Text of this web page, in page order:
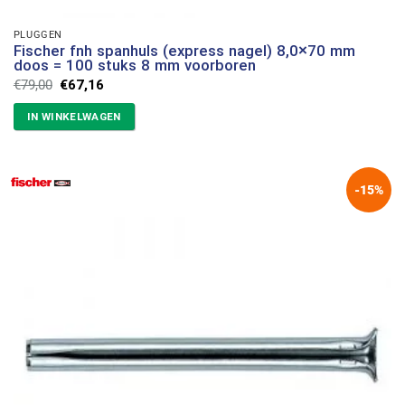
PLUGGEN
Fischer fnh spanhuls (express nagel) 8,0×70 mm
doos = 100 stuks 8 mm voorboren
€79,00 Oorspronkelijke
prijs
was:
€79,00.
€67,16Huidige
is:
€67,16.
IN WINKELWAGEN
-15%